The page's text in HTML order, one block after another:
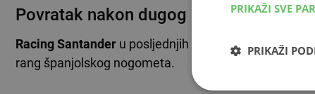
Povratak nakon dugog čekanja
Racing Santander u posljednjih 14 godina nije bio
rang španjolskog nogometa.
PRIKAŽI SVE
PRIKAŽI